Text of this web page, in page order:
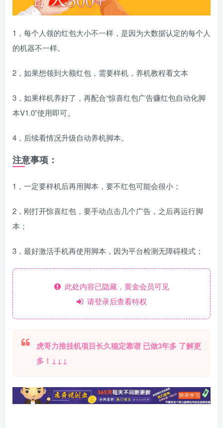
1，每个人领的红包大小不一样，是因为大数据认定的每个人
的机器不一样。
2，如果想领到大额红包，需要样机，养机教程看文本
3，如果样机养好了，再配合“惊喜红包广告赚红包自动化脚
本V1.0”使用即可。
4，后续看情况升级自动养机脚本。
注意事项：
1，一定要样机后再用脚本，要不红包可能会很小；
2，刚打开惊喜红包，要手动点击几个广告，之后再运行脚
本；
3，最好激活手机再使用脚本，因为平台检测无障碍模式；
此处内容已隐藏，黄金会员可见
请登录后查看特权
虎哥力推挂机项目长久稳定靠谱 已做3年多 了解更
多！↓↓↓